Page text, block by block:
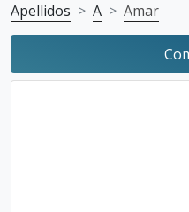
Apellidos A Amar